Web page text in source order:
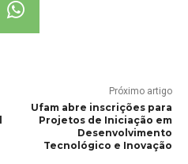
Próximo artigo
Ufam abre inscrições para
Projetos de Iniciação em
Desenvolvimento
Tecnológico e Inovação